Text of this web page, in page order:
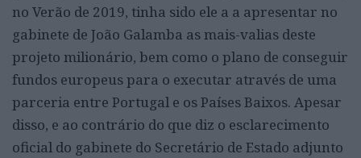
no Verão de 2019, tinha sido ele a a apresentar no
gabinete de João Galamba as mais-valias deste
projeto milionário, bem como o plano de conseguir
fundos europeus para o executar através de uma
parceria entre Portugal e os Países Baixos. Apesar
disso, e ao contrário do que diz o esclarecimento
oficial do gabinete do Secretário de Estado adjunto